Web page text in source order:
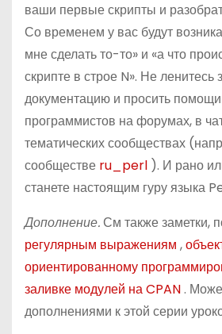
ваши первые скрипты и
Со временем у вас будут
мне сделать то-то» и «а что
скрипте в строе N». Не ленитесь
документацию и просить
программистов на форумах, в
тематических сообществах
сообществе ru_perl ). И рано
станете настоящим гуру языка
Дополнение.См также заметки,
регулярным выражениям ,
ориентированному
заливке модулей на CPAN.
дополнениями к этой серии